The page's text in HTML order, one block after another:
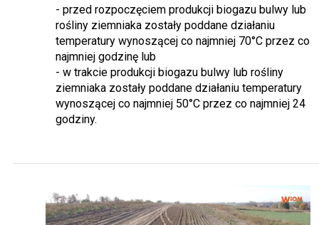
- przed rozpoczęciem produkcji biogazu bulwy lub
rośliny ziemniaka zostały poddane działaniu
temperatury wynoszącej co najmniej 70°C przez co
najmniej godzinę lub
- w trakcie produkcji biogazu bulwy lub rośliny
ziemniaka zostały poddane działaniu temperatury
wynoszącej co najmniej 50°C przez co najmniej 24
godziny.